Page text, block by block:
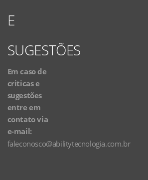
E
SUGESTÕES
Em caso de
criticas e
sugestões
entre em
contato via
e-mail:
faleconosco@abilitytecnologia.com.br